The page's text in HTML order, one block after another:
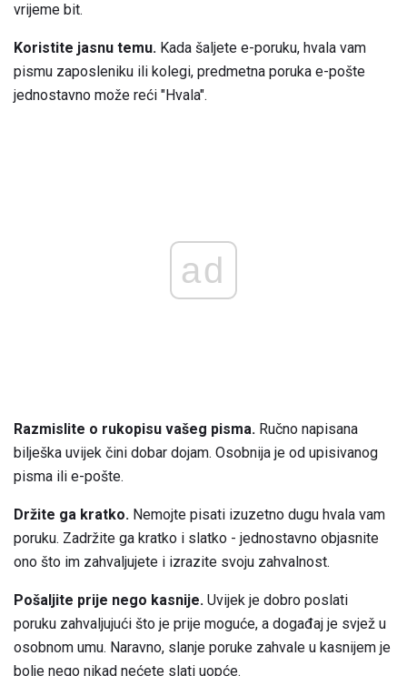
vrijeme bit.
Koristite jasnu temu. Kada šaljete e-poruku, hvala vam
pismu zaposleniku ili kolegi, predmetna poruka e-pošte
jednostavno može reći "Hvala".
ad
Razmislite o rukopisu vašeg pisma. Ručno napisana
bilješka uvijek čini dobar dojam. Osobnija je od upisivanog
pisma ili e-pošte.
Držite ga kratko. Nemojte pisati izuzetno dugu hvala vam
poruku. Zadržite ga kratko i slatko - jednostavno objasnite
ono što im zahvaljujete i izrazite svoju zahvalnost.
Pošaljite prije nego kasnije. Uvijek je dobro poslati
poruku zahvaljujući što je prije moguće, a događaj je svjež u
osobnom umu. Naravno, slanje poruke zahvale u kasnijem je
bolje nego nikad nećete slati uopće.